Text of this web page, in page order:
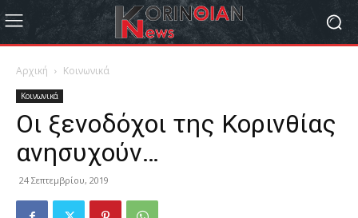
Αρχική Κοινωνικά
Κοινωνικά
Οι ξενοδόχοι της Κορινθίας
ανησυχούν…
24 Σεπτεμβρίου, 2019